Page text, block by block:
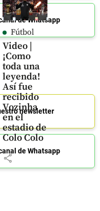
Fútbol
Video |
¡Como
toda una
leyenda!
Así fue
recibido
Vozinha
en el
estadio de
Colo Colo
share
de Whatsapp
newsletter
de Whatsapp